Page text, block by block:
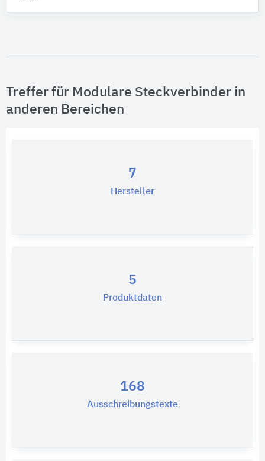
Treffer für Modulare Steckverbinder in
anderen Bereichen
7
Hersteller
5
Produktdaten
168
Ausschreibungstexte